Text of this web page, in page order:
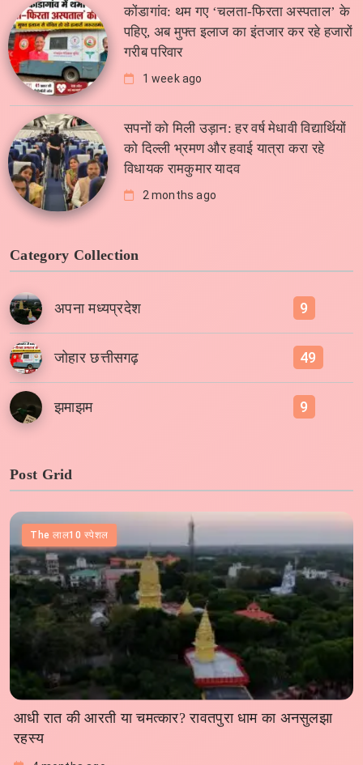
कोंडागांव: थम गए ‘चलता-फिरता अस्पताल’ के
पहिए, अब मुफ्त इलाज का इंतजार कर रहे हजारों
गरीब परिवार
1 week ago
सपनों को मिली उड़ान: हर वर्ष मेधावी विद्यार्थियों
को दिल्ली भ्रमण और हवाई यात्रा करा रहे
विधायक रामकुमार यादव
2 months ago
Category Collection
अपना मध्यप्रदेश 9
जोहार छत्तीसगढ़ 49
झमाझम 9
Post Grid
The लाल10 स्पेशल
आधी रात की आरती या चमत्कार? रावतपुरा धाम का अनसुलझा
रहस्य